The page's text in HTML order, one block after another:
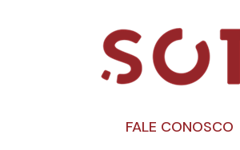
FALE CONOSCO